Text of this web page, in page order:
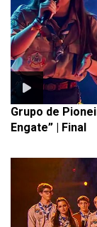
Grupo de
Engate” | Final